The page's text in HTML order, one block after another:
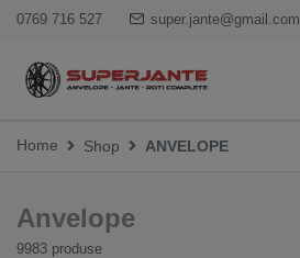
0769 716 527 super.jante@gmail.com
Home Shop ANVELOPE
Anvelope
9983 produse